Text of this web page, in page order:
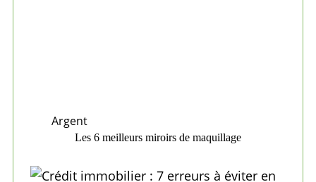
Argent
Les 6 meilleurs miroirs de maquillage